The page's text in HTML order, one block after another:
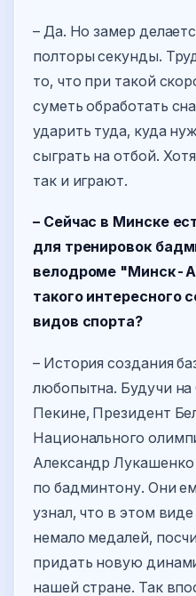
– Да. Но замер
полторы секунды.
то, что при такой
суметь обработать
ударить туда, куда
сыграть на отбой.
так и играют.
– Сейчас в Минске
для тренировок
велодроме "Минск-
такого интересного
видов спорта?
– История создания
любопытна. Будучи
Пекине, Президент
Национального
Александр
по бадминтону. Они
узнал, что в этом
немало медалей,
придать новую
нашей стране. Так